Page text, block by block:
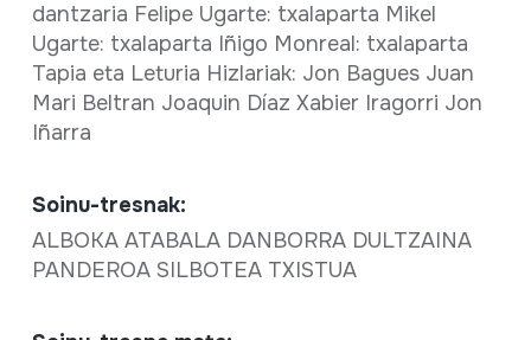
dantzaria Felipe Ugarte: txalaparta Mikel
Ugarte: txalaparta Iñigo Monreal: txalaparta
Tapia eta Leturia Hizlariak: Jon Bagues Juan
Mari Beltran Joaquin Díaz Xabier Iragorri Jon
Iñarra
Soinu-tresnak:
ALBOKA ATABALA DANBORRA DULTZAINA
PANDEROA SILBOTEA TXISTUA